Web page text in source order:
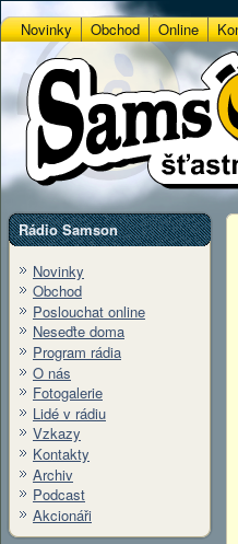
Novinky Obchod Online
Rádio Samson
Novinky
Obchod
Poslouchat online
Neseďte doma
Program rádia
O nás
Fotogalerie
Lidé v rádiu
Vzkazy
Kontakty
Archiv
Podcast
Akcionáři